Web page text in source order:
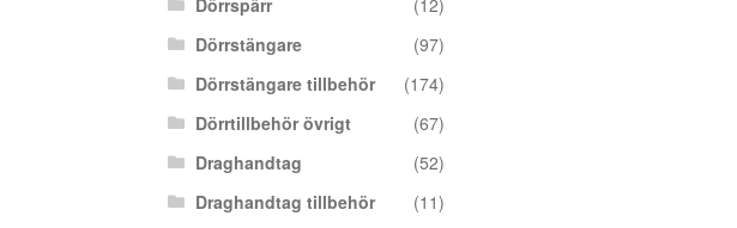
Dörrspärr
(12)
Dörrstängare
(97)
Dörrstängare tillbehör
(174)
Dörrtillbehör övrigt
(67)
Draghandtag
(52)
Draghandtag tillbehör
(11)